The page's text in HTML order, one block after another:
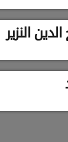
النزير